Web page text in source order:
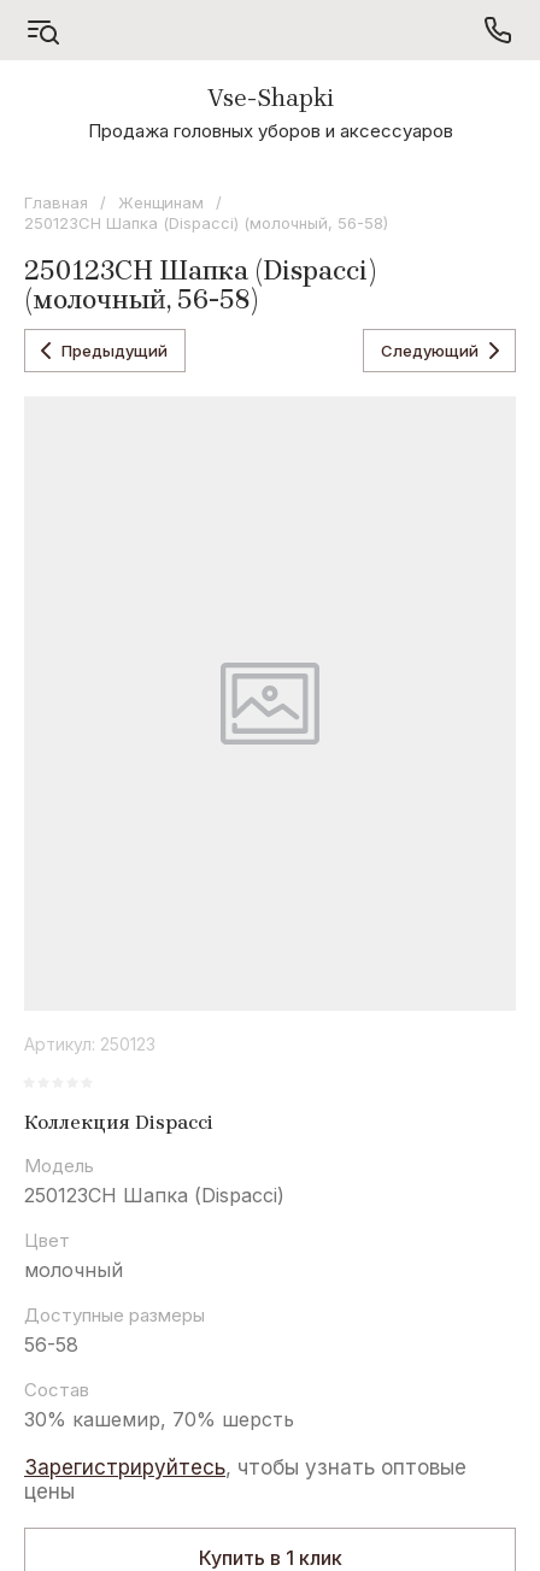
А - Я
Odyssey
Oxygon
Коллекция
Коллекция
Vse-Shapki
Продажа головных уборов и аксессуаров
Главная / Женщинам
/
250123CH Шапка (Dispacci) (молочный, 56-58)
250123CH Шапка (Dispacci)
(молочный, 56-58)
Предыдущий Следующий
Артикул: 250123
Коллекция Dispacci
Модель
250123CH Шапка (Dispacci)
Цвет
молочный
Доступные размеры
56-58
Состав
30% кашемир, 70% шерсть
Зарегистрируйтесь, чтобы узнать оптовые
цены
Купить в 1 клик